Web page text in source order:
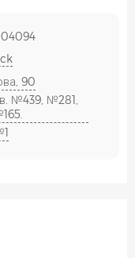
90
№439, №281,